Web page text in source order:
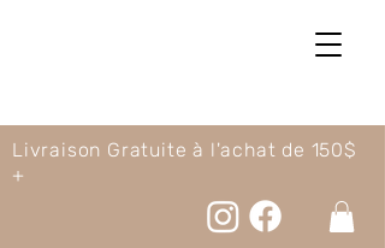
Livraison Gratuite à l'achat de 150$
+